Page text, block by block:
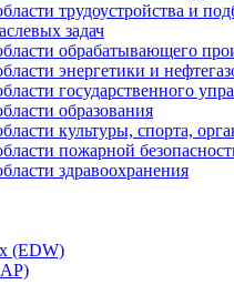
трудоустройства и
задач
обрабатывающего
энергетики и
государственного
образования
культуры, спорта,
пожарной
здравоохранения
(EDW)